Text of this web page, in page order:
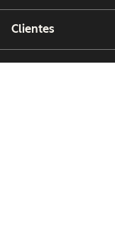
Clientes